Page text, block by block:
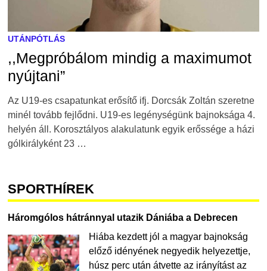
UTÁNPÓTLÁS
,,Megpróbálom mindig a maximumot
nyújtani”
Az U19-es csapatunkat erősítő ifj. Dorcsák Zoltán szeretne
minél tovább fejlődni. U19-es legénységünk bajnoksága 4.
helyén áll. Korosztályos alakulatunk egyik erőssége a házi
gólkirályként 23 …
SPORTHÍREK
Háromgólos hátránnyal utazik Dániába a Debrecen
Hiába kezdett jól a magyar bajnokság
előző idényének negyedik helyezettje,
húsz perc után átvette az irányítást az